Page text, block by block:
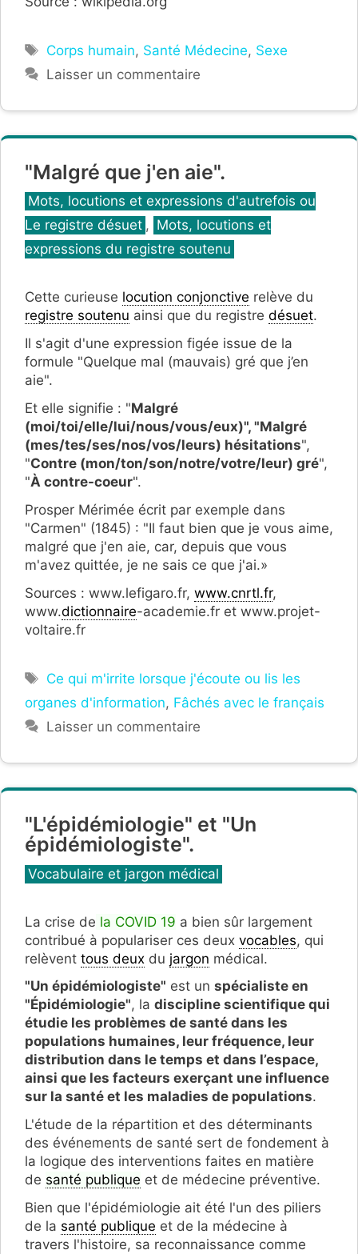
Étiquettes
Corps humain, Santé Médecine, Sexe
Laisser un commentaire
"Malgré que j'en aie".
Catégories
Mots, locutions et expressions d'autrefois ou
Le registre désuet , Mots, locutions et
expressions du registre soutenu
Cette curieuse locution conjonctive relève du
registre soutenu ainsi que du registre désuet.
Il s'agit d'une expression figée issue de la
formule "Quelque mal (mauvais) gré que j’en
aie".
Et elle signifie : "Malgré
(moi/toi/elle/lui/nous/vous/eux)", "Malgré
(mes/tes/ses/nos/vos/leurs) hésitations",
"Contre (mon/ton/son/notre/votre/leur) gré",
"À contre-coeur".
Prosper Mérimée écrit par exemple dans
"Carmen" (1845) : "Il faut bien que je vous aime,
malgré que j'en aie, car, depuis que vous
m'avez quittée, je ne sais ce que j'ai.»
Sources : www.lefigaro.fr, www.cnrtl.fr,
www.dictionnaire-academie.fr et www.projet-
voltaire.fr
Étiquettes
Ce qui m'irrite lorsque j'écoute ou lis les
organes d'information, Fâchés avec le français
Laisser un commentaire
"L'épidémiologie" et "Un
épidémiologiste".
Catégories
Vocabulaire et jargon médical
La crise de la COVID 19 a bien sûr largement
contribué à populariser ces deux vocables, qui
relèvent tous deux du jargon médical.
"Un épidémiologiste" est un spécialiste en
"Épidémiologie", la discipline scientifique qui
étudie les problèmes de santé dans les
populations humaines, leur fréquence, leur
distribution dans le temps et dans l’espace,
ainsi que les facteurs exerçant une influence
sur la santé et les maladies de populations.
L'étude de la répartition et des déterminants
des événements de santé sert de fondement à
la logique des interventions faites en matière
de santé publique et de médecine préventive.
Bien que l'épidémiologie ait été l'un des piliers
de la santé publique et de la médecine à
travers l'histoire, sa reconnaissance comme